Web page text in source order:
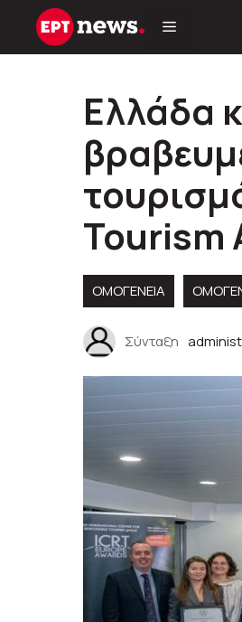
Μετάβαση
Ελλάδα
Tourism
ΟΜΟΓΈΝΕΙΑ
Σύνταξη